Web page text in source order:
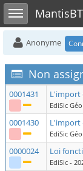
Toggle sidebarMantisBT
Anonyme
Non
0001431 L'import
EdiSic
0001430 L'import
EdiSic
0000024 Loi
EdiSic -